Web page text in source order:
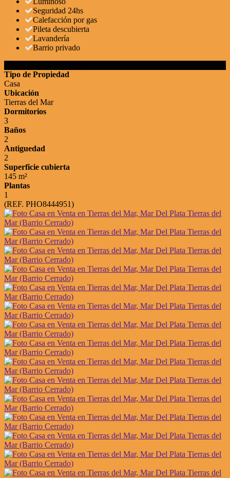
Seguridad 24hs
Calefacción por gas
Pileta descubierta
Lavandería
Barrio privado
Tipo de Propiedad
Casa
Ubicación
Tierras del Mar
Dormitorios
3
Baños
2
Antiguedad
2
Superficie cubierta
145 m²
Plantas
1
(REF. PHO8444951)